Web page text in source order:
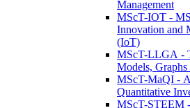
Management
MScT-IOT -
Innovation and
(IoT)
MScT-LLGA -
Models,
MScT-MaQI -
Quantitative
MScT-STEEM